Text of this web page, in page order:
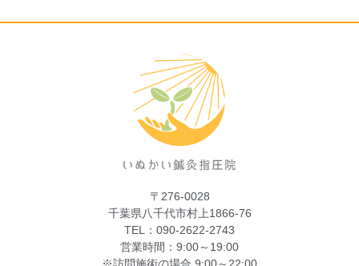
〒276-0028
千葉県八千代市村上1866-76
TEL：090-2622-2743
営業時間：9:00～19:00